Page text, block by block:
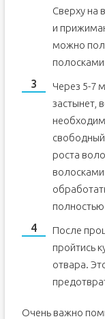
Сверху на
и
можно
Через 5-7
застынет,
свободный
роста
После
пройтись
отвара.
Очень важно